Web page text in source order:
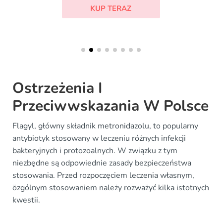
KUP TERAZ
Ostrzeżenia I
Przeciwwskazania W Polsce
Flagyl, główny składnik metronidazolu, to popularny
antybiotyk stosowany w leczeniu różnych infekcji
bakteryjnych i protozoalnych. W związku z tym
niezbędne są odpowiednie zasady bezpieczeństwa
stosowania. Przed rozpoczęciem leczenia własnym,
özgólnym stosowaniem należy rozważyć kilka istotnych
kwestii.